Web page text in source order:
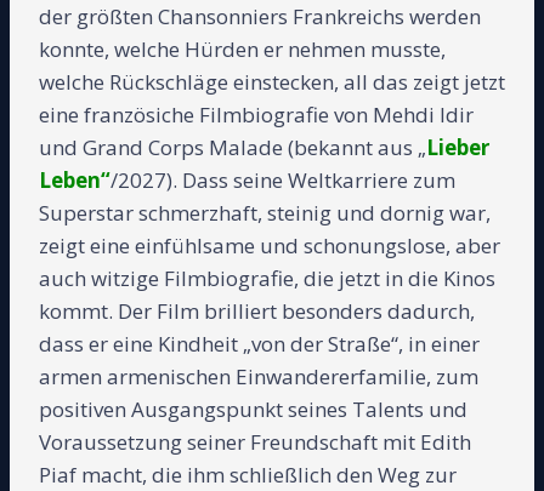
der größten Chansonniers Frankreichs werden
konnte, welche Hürden er nehmen musste,
welche Rückschläge einstecken, all das zeigt jetzt
eine französiche Filmbiografie von Mehdi Idir
und Grand Corps Malade (bekannt aus „Lieber
Leben“/2027). Dass seine Weltkarriere zum
Superstar schmerzhaft, steinig und dornig war,
zeigt eine einfühlsame und schonungslose, aber
auch witzige Filmbiografie, die jetzt in die Kinos
kommt. Der Film brilliert besonders dadurch,
dass er eine Kindheit „von der Straße“, in einer
armen armenischen Einwandererfamilie, zum
positiven Ausgangspunkt seines Talents und
Voraussetzung seiner Freundschaft mit Edith
Piaf macht, die ihm schließlich den Weg zur